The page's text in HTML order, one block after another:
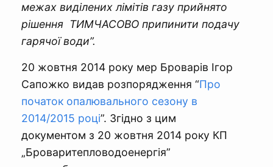
межах виділених лімітів газу прийнято
рішення ТИМЧАСОВО припинити подачу
гарячої води”.
20 жовтня 2014 року мер Броварів Ігор
Сапожко видав розпорядження “Про
початок опалювального сезону в
2014/2015 році”. Згідно з цим
документом з 20 жовтня 2014 року КП
„Броваритепловодоенергія”